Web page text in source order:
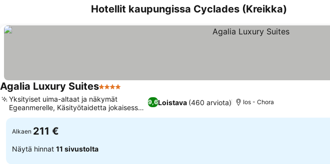
Hotellit kaupungissa Cyclades (Kreikka)
Agalia Luxury Suites4 Tähtiluokitus
9,6Loistava (460 arviota)
Yksityiset uima-altaat ja näkymät
Egeanmerelle, Käsityötaidetta jokaisessa
sviitissä
Ios - Chora
Alkaen 211 €
Näytä hinnat 11 sivustolta